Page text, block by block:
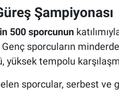
Şampiyonası
500 sporcunun
sporcuların
yüksek tempolu
sporcular, serbest ve